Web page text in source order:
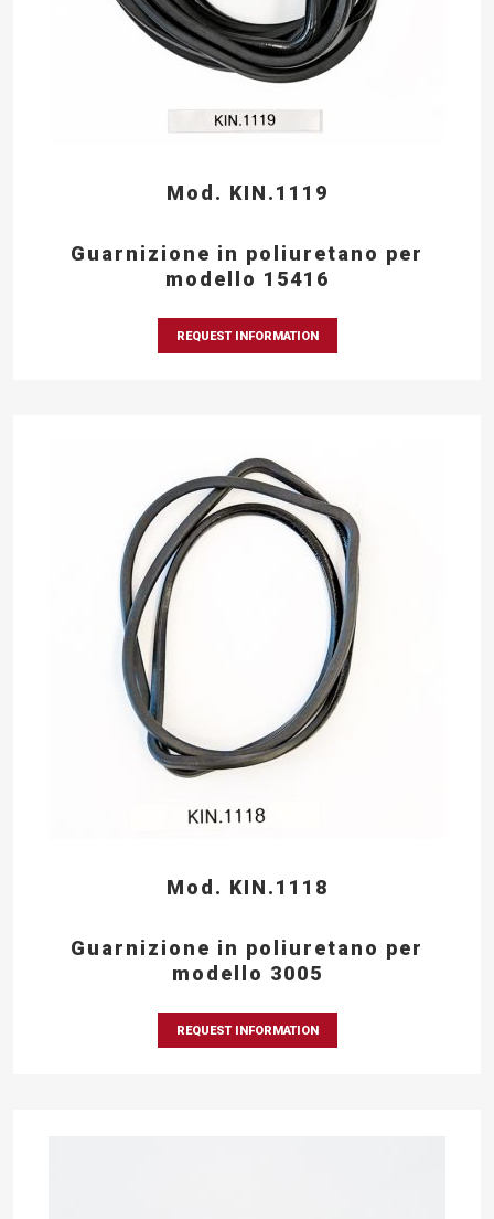
Mod. KIN.1119
Guarnizione in poliuretano per
modello 15416
REQUEST INFORMATION
Mod. KIN.1118
Guarnizione in poliuretano per
modello 3005
REQUEST INFORMATION